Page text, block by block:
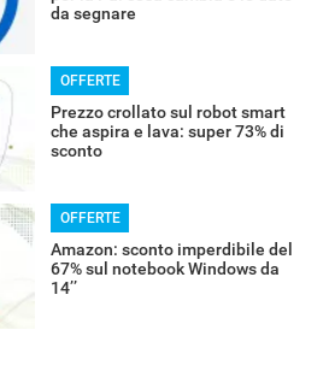
da segnare
OFFERTE
Prezzo crollato sul robot smart
che aspira e lava: super 73% di
sconto
OFFERTE
Amazon: sconto imperdibile del
67% sul notebook Windows da
14’’